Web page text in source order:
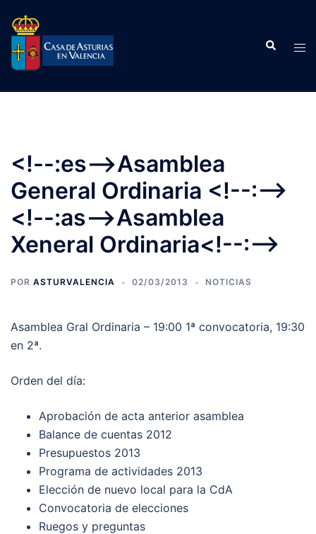
contenido
Buscar
<!--:es-->Asamblea
General Ordinaria <!--:-->
<!--:as-->Asamblea
Xeneral Ordinaria<!--:-->
POR ASTURVALENCIA 02/03/2013 NOTICIAS
Asamblea Gral Ordinaria – 19:00 1ª convocatoria, 19:30
en 2ª.
Orden del día:
Aprobación de acta anterior asamblea
Balance de cuentas 2012
Presupuestos 2013
Programa de actividades 2013
Elección de nuevo local para la CdA
Convocatoria de elecciones
Ruegos y preguntas